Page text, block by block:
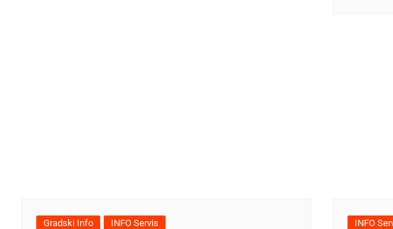
Gradski Info INFO Servis INFO